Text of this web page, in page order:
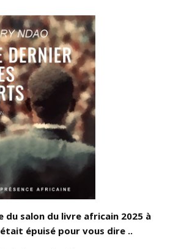
salon du livre africain 2025 à
épuisé pour vous dire ..